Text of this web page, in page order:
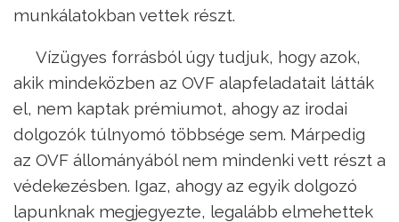
munkálatokban vettek részt.
Vízügyes forrásból úgy tudjuk, hogy azok,
akik mindeközben az OVF alapfeladatait látták
el, nem kaptak prémiumot, ahogy az irodai
dolgozók túlnyomó többsége sem. Márpedig
az OVF állományából nem mindenki vett részt a
védekezésben. Igaz, ahogy az egyik dolgozó
lapunknak megjegyezte, legalább elmehettek